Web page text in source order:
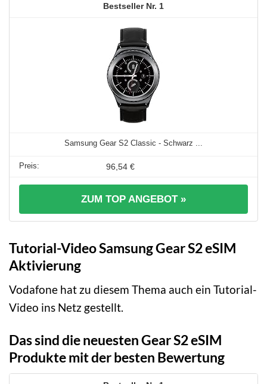
1
Samsung Gear S2 Classic - Schwarz ...
96,54 €
ZUM TOP ANGEBOT »
Tutorial-Video Samsung Gear S2 eSIM
Aktivierung
Vodafone hat zu diesem Thema auch ein Tutorial-
Video ins Netz gestellt.
Das sind die neuesten Gear S2 eSIM
Produkte mit der besten Bewertung